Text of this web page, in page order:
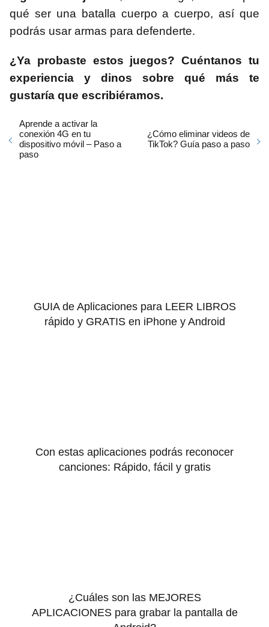
qué ser una batalla cuerpo a cuerpo, así que
podrás usar armas para defenderte.
¿Ya probaste estos juegos? Cuéntanos tu
experiencia y dinos sobre qué más te
gustaría que escribiéramos.
Aprende a activar la
conexión 4G en tu
dispositivo móvil – Paso a
paso
¿Cómo eliminar videos de
TikTok? Guía paso a paso
GUIA de Aplicaciones para LEER LIBROS
rápido y GRATIS en iPhone y Android
Con estas aplicaciones podrás reconocer
canciones: Rápido, fácil y gratis
¿Cuáles son las MEJORES
APLICACIONES para grabar la pantalla de